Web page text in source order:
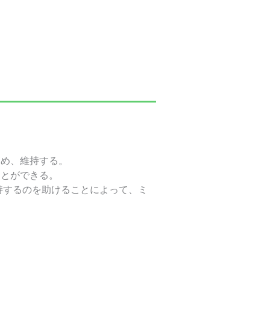
、維持する。
ができる。
るのを助けることによって、ミ